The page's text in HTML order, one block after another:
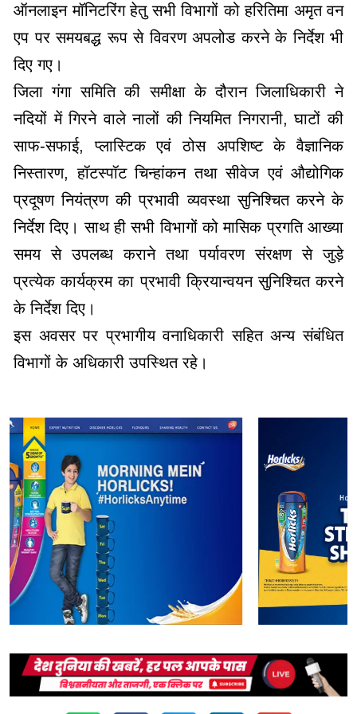
ऑनलाइन मॉनिटरिंग हेतु सभी विभागों को हरितिमा अमृत वन
एप पर समयबद्ध रूप से विवरण अपलोड करने के निर्देश भी
दिए गए।
जिला गंगा समिति की समीक्षा के दौरान जिलाधिकारी ने
नदियों में गिरने वाले नालों की नियमित निगरानी, घाटों की
साफ-सफाई, प्लास्टिक एवं ठोस अपशिष्ट के वैज्ञानिक
निस्तारण, हॉटस्पॉट चिन्हांकन तथा सीवेज एवं औद्योगिक
प्रदूषण नियंत्रण की प्रभावी व्यवस्था सुनिश्चित करने के
निर्देश दिए। साथ ही सभी विभागों को मासिक प्रगति आख्या
समय से उपलब्ध कराने तथा पर्यावरण संरक्षण से जुड़े
प्रत्येक कार्यक्रम का प्रभावी क्रियान्वयन सुनिश्चित करने
के निर्देश दिए।
इस अवसर पर प्रभागीय वनाधिकारी सहित अन्य संबंधित
विभागों के अधिकारी उपस्थित रहे।